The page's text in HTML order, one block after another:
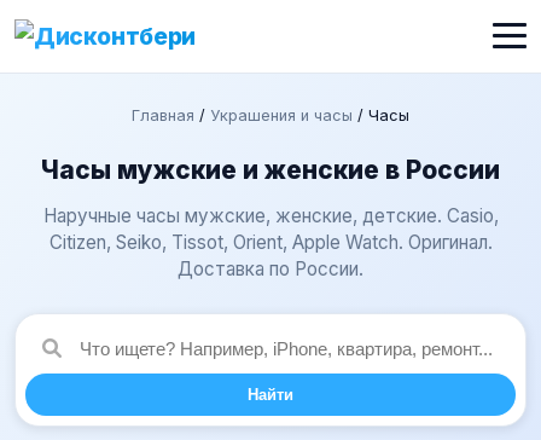
Главная / Украшения и часы / Часы
Часы мужские и женские в России
Наручные часы мужские, женские, детские. Casio,
Citizen, Seiko, Tissot, Orient, Apple Watch. Оригинал.
Доставка по России.
Найти